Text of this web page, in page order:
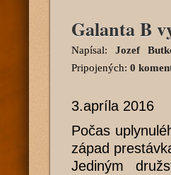
Galanta B
Napísal:Jozef
Pripojených: 0
3.apríla 2016
Počas
západ
Jediným